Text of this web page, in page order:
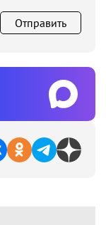
Отправить